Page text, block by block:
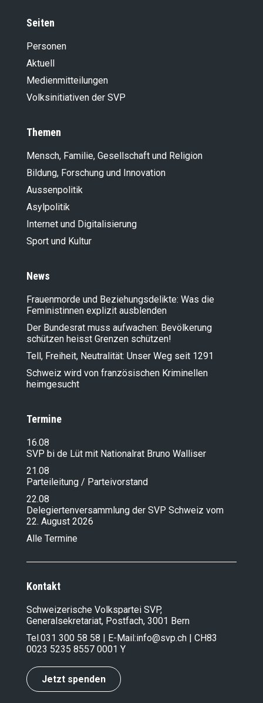
Seiten
Personen
Aktuell
Medienmitteilungen
Volksinitiativen der SVP
Themen
Mensch, Familie, Gesellschaft und Religion
Bildung, Forschung und Innovation
Aussenpolitik
Asylpolitik
Internet und Digitalisierung
Sport und Kultur
News
Frauenmorde und Beziehungsdelikte: Was die
Feministinnen explizit ausblenden
Der Bundesrat muss aufwachen: Bevölkerung
schützen heisst Grenzen schützen!
Tell, Freiheit, Neutralität: Unser Weg seit 1291
Schweiz wird von französischen Kriminellen
heimgesucht
Termine
16.08
SVP bi de Lüt mit Nationalrat Bruno Walliser
21.08
Parteileitung / Parteivorstand
22.08
Delegiertenversammlung der SVP Schweiz vom
22. August 2026
Alle Termine
Kontakt
Schweizerische Volkspartei SVP,
Generalsekretariat, Postfach, 3001 Bern
Tel.031 300 58 58 | E-Mail:info@svp.ch | CH83
0023 5235 8557 0001 Y
Jetzt spenden